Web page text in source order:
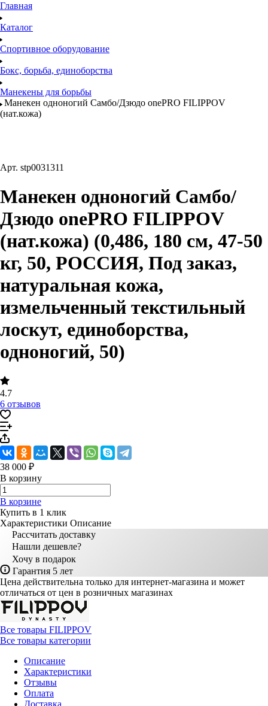
Главная
Каталог
Спортивное оборудование
Бокс, борьба, единоборства
Манекены для борьбы
Манекен одноногий Самбо/Дзюдо onePRO FILIPPOV
(нат.кожа)
Арт. stp0031311
Манекен одноногий Самбо/
Дзюдо onePRO FILIPPOV
(нат.кожа) (0,486, 180 см, 47-50
кг, 50, РОССИЯ, Под заказ,
натуральная кожа,
измельченный текстильный
лоскут, единоборства,
одноногий, 50)
4.7
6 отзывов
38 000 ₽
В корзину
В корзине
Купить в 1 клик
Характеристики Описание
Рассчитать доставку
Нашли дешевле?
Хочу в подарок
Гарантия 5 лет
Цена действительна только для интернет-магазина и может
отличаться от цен в розничных магазинах
Все товары FILIPPOV
Все товары категории
Описание
Характеристики
Отзывы
Оплата
Доставка